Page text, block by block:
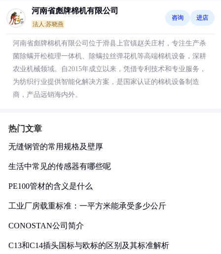
河南省彪牌棉机有限公司
法人:苏晓燕
咨询 进店
河南省彪牌棉机有限公司位于滑县上官镇赵关庄村，专注生产杀
菌除螨开松梳理一体机、除螨拉丝弹花机等高端棉机设备，深耕
农业机械领域。自2015年成立以来，凭借专利技术和专业服务，
为纺织行业提供智能化解决方案，是国家认证的棉机设备制造
商，产品远销海内外。
热门文章
无缝钢管的常用规格及壁厚
生活中常见的传感器有哪些呢
PE100管材的含义是什么
工业厂房载重标准：一平方米能承受多少公斤
CONOSTAN公司简介
C13和C14插头国标与欧标的区别及其标准解析